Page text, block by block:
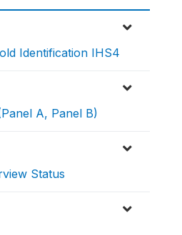
Identification IHS4
A, Panel B)
Status